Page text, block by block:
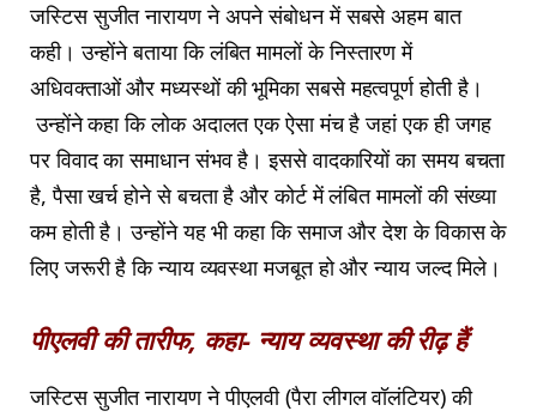
जस्टिस सुजीत नारायण ने अपने संबोधन में सबसे अहम बात
कही। उन्होंने बताया कि लंबित मामलों के निस्तारण में
अधिवक्ताओं और मध्यस्थों की भूमिका सबसे महत्वपूर्ण होती है।
उन्होंने कहा कि लोक अदालत एक ऐसा मंच है जहां एक ही जगह
पर विवाद का समाधान संभव है। इससे वादकारियों का समय बचता
है, पैसा खर्च होने से बचता है और कोर्ट में लंबित मामलों की संख्या
कम होती है। उन्होंने यह भी कहा कि समाज और देश के विकास के
लिए जरूरी है कि न्याय व्यवस्था मजबूत हो और न्याय जल्द मिले।
पीएलवी की तारीफ, कहा- न्याय व्यवस्था की रीढ़ हैं
जस्टिस सुजीत नारायण ने पीएलवी (पैरा लीगल वॉलंटियर) की